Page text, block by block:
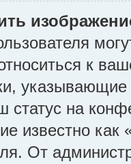
к
статус на
известно
От